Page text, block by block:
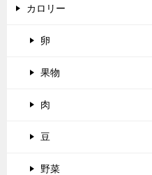
カロリー
卵
果物
肉
豆
野菜